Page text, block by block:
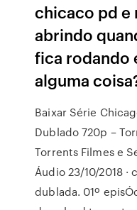
chicaco pd e
abrindo
fica rodando
alguma
Baixar Série
Dublado 720p –
Torrents Filmes e
Áudio 23/10/2018
dublada. 01º